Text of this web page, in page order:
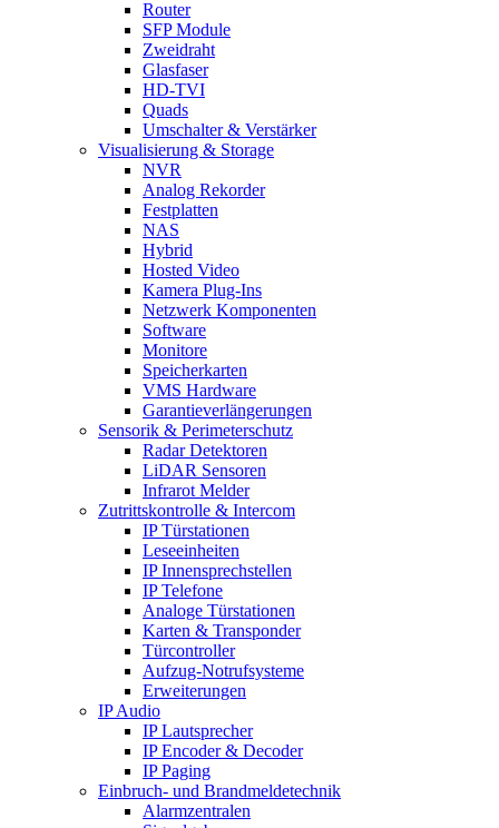
Router
SFP Module
Zweidraht
Glasfaser
HD-TVI
Quads
Umschalter & Verstärker
Visualisierung & Storage
NVR
Analog Rekorder
Festplatten
NAS
Hybrid
Hosted Video
Kamera Plug-Ins
Netzwerk Komponenten
Software
Monitore
Speicherkarten
VMS Hardware
Garantieverlängerungen
Sensorik & Perimeterschutz
Radar Detektoren
LiDAR Sensoren
Infrarot Melder
Zutrittskontrolle & Intercom
IP Türstationen
Leseeinheiten
IP Innensprechstellen
IP Telefone
Analoge Türstationen
Karten & Transponder
Türcontroller
Aufzug-Notrufsysteme
Erweiterungen
IP Audio
IP Lautsprecher
IP Encoder & Decoder
IP Paging
Einbruch- und Brandmeldetechnik
Alarmzentralen